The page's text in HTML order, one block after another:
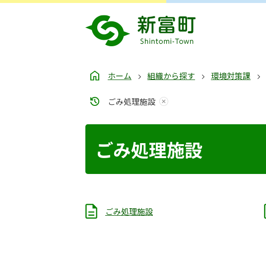
ホーム 組織から探す 環境対策課
ごみ処理施設
ごみ処理施設
ごみ処理施設